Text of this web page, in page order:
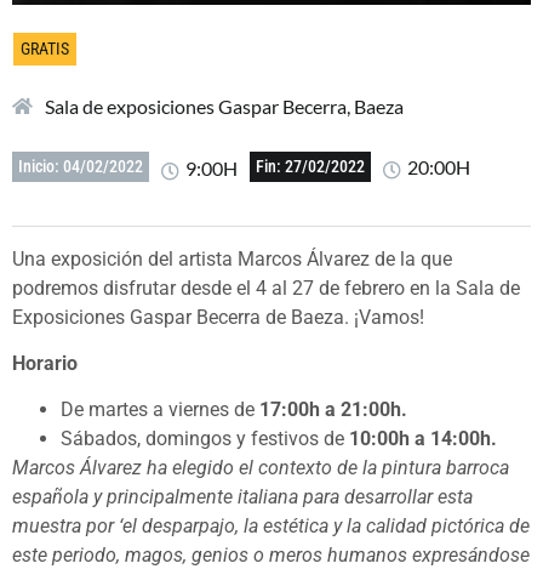
GRATIS
Sala de exposiciones Gaspar Becerra, Baeza
Inicio: 04/02/2022 9:00H Fin: 27/02/2022 20:00H
Una exposición del artista Marcos Álvarez de la que
podremos disfrutar desde el 4 al 27 de febrero en la Sala de
Exposiciones Gaspar Becerra de Baeza. ¡Vamos!
Horario
De martes a viernes de 17:00h a 21:00h.
Sábados, domingos y festivos de 10:00h a 14:00h.
Marcos Álvarez ha elegido el contexto de la pintura barroca
española y principalmente italiana para desarrollar esta
muestra por ‘el desparpajo, la estética y la calidad pictórica de
este periodo, magos, genios o meros humanos expresándose